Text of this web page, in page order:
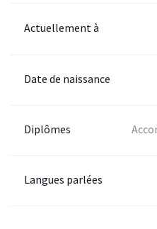
Actuellement à
Date de naissance
Diplômes
Langues parlées